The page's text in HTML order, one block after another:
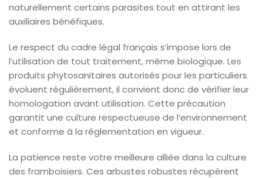
naturellement certains parasites tout en attirant les
auxiliaires bénéfiques.
Le respect du cadre légal français s’impose lors de
l’utilisation de tout traitement, même biologique. Les
produits phytosanitaires autorisés pour les particuliers
évoluent régulièrement, il convient donc de vérifier leur
homologation avant utilisation. Cette précaution
garantit une culture respectueuse de l’environnement
et conforme à la réglementation en vigueur.
La patience reste votre meilleure alliée dans la culture
des framboisiers. Ces arbustes robustes récupèrent